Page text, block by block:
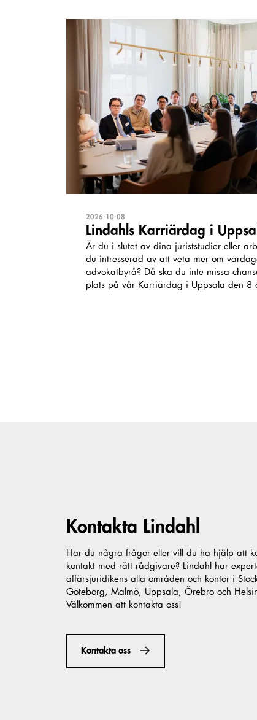
2026-10-08
Lindahls Karriärdag i
Är du i slutet av dina juriststudier eller
du intresserad av att veta mer om
advokatbyrå? Då ska du inte missa
plats på vår Karriärdag i Uppsala den 8
Kontakta Lindahl
Har du några frågor eller vill du ha hjälp att
kontakt med rätt rådgivare? Lindahl har
affärsjuridikens alla områden och kontor i
Göteborg, Malmö, Uppsala, Örebro och
Välkommen att kontakta oss!
Kontakta oss